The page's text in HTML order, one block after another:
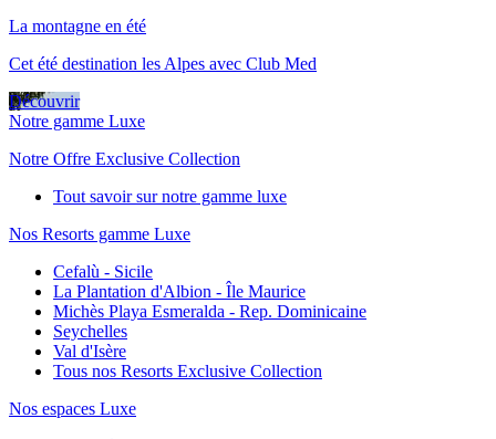
La montagne en été
Cet été destination les Alpes avec Club Med
Découvrir
Notre gamme Luxe
Notre Offre Exclusive Collection
Tout savoir sur notre gamme luxe
Nos Resorts gamme Luxe
Cefalù - Sicile
La Plantation d'Albion - Île Maurice
Michès Playa Esmeralda - Rep. Dominicaine
Seychelles
Val d'Isère
Tous nos Resorts Exclusive Collection
Nos espaces Luxe